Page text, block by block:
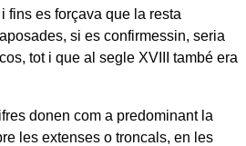
fins es forçava que la resta
si es confirmessin, seria
tot i que al segle XVIII també era
donen com a predominant la
les extenses o troncals, en les